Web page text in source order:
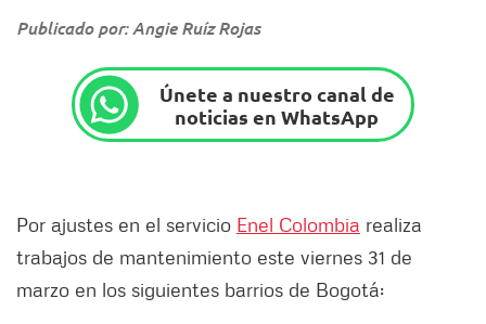
Publicado por: Angie Ruíz Rojas
Únete a nuestro canal de
noticias en WhatsApp
Por ajustes en el servicio Enel Colombia realiza
trabajos de mantenimiento este viernes 31 de
marzo en los siguientes barrios de Bogotá: